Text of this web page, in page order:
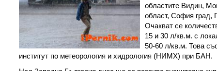
областите Видин,
област, София град,
Очакват се
15 и 30 л/кв.м. с
50-60 л/кв.м. Това
институт по метеорология и хидрология (НИМХ) при БАН.